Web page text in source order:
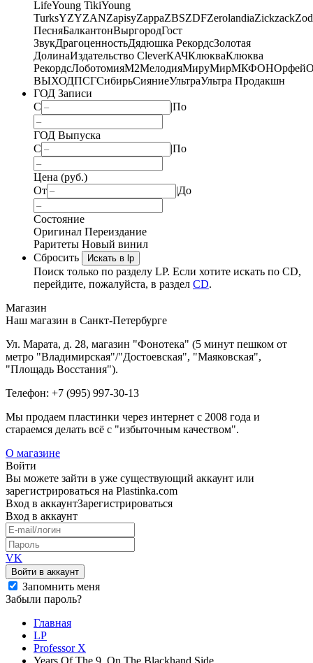
LifeYoung TikiYoung
TurksYZYZANZapisyZappaZBSZDFZerolandiaZickzack
ПесняБалкантонВыргородГост
ЗвукДрагоценностьДядюшка РекордсЗолотая
ДолинаИздательство CleverКАЧКлюкваКлюква
РекордсЛоботомияМ2МелодияМируМирМКФОНОрфей
ВЫХОДПСГСибирьСияниеУльтраУльтра Продакшн
ГОД Записи
С
|По
ГОД Выпуска
С
|По
Цена (руб.)
От
|До
Состояние
Оригинал Переиздание
Раритеты Новый винил
Сбросить
Искать в lp
Поиск только по разделу LP. Если хотите искать по CD,
перейдите, пожалуйста, в раздел CD.
Магазин
Наш магазин в Санкт-Петербурге
Ул. Марата, д. 28, магазин "Фонотека" (5 минут пешком от
метро "Владимирская"/"Достоевская", "Маяковская",
"Площадь Восстания").
Телефон: +7 (995) 997-30-13
Мы продаем пластинки через интернет c 2008 года и
стараемся делать всё с "избыточным качеством".
О магазине
Войти
Вы можете зайти в уже существующий аккаунт или
зарегистрироваться на Plastinka.com
Вход в аккаунтЗарегистрироваться
Вход в аккаунт
VK
Войти в аккаунт
Запомнить меня
Забыли пароль?
Главная
LP
Professor X